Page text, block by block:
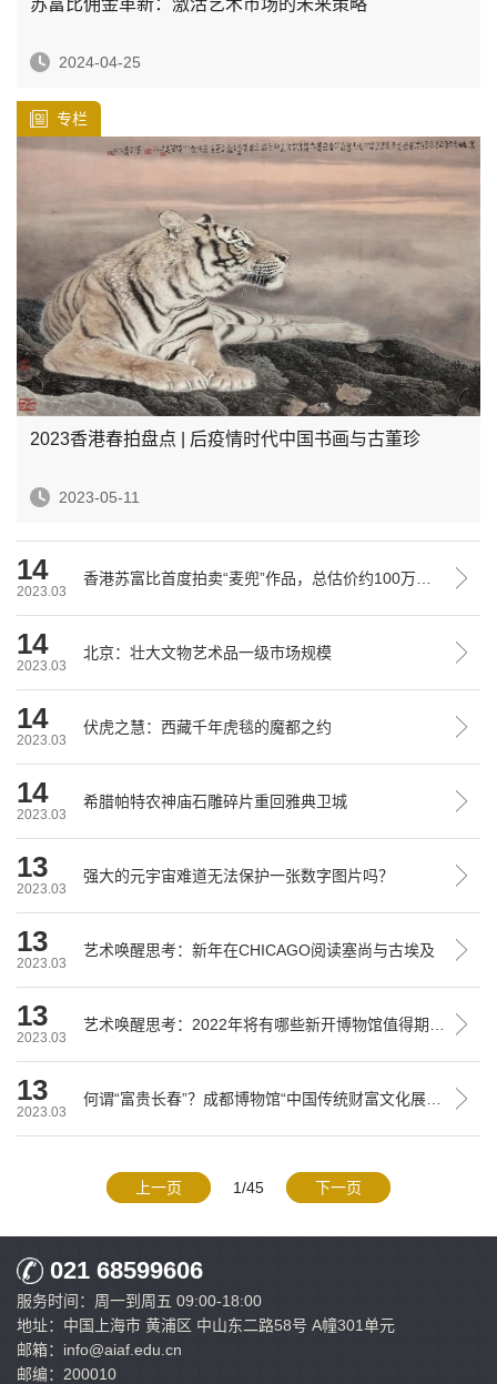
2024-04-25
专栏
2023香港春拍盘点 | 后疫情时代中国书画与古董珍
2023-05-11
14
2023.03
14
2023.03
北京：壮大文物艺术品一级市场规模
14
2023.03
伏虎之慧：西藏千年虎毯的魔都之约
14
2023.03
希腊帕特农神庙石雕碎片重回雅典卫城
13
2023.03
强大的元宇宙难道无法保护一张数字图片吗？
13
2023.03
艺术唤醒思考：新年在CHICAGO阅读塞尚与古埃及
13
2023.03
13
2023.03
上一页 1/45 下一页
021 68599606
服务时间：周一到周五 09:00-18:00
地址：中国上海市 黄浦区 中山东二路58号 A幢301单元
邮箱：info@aiaf.edu.cn
邮编：200010